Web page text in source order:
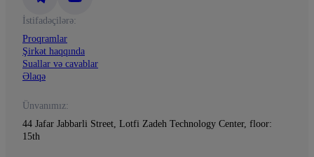
İstifadəçilərə:
Proqramlar
Şirkət haqqında
Suallar və cavablar
Əlaqə
Ünvanımız:
44 Jafar Jabbarli Street, Lotfi Zadeh Technology Center, floor:
15th